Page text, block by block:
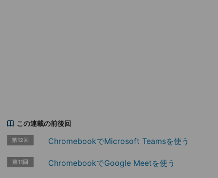
この連載の前後回
第12回 ChromebookでMicrosoft Teamsを使う
第11回 ChromebookでGoogle Meetを使う